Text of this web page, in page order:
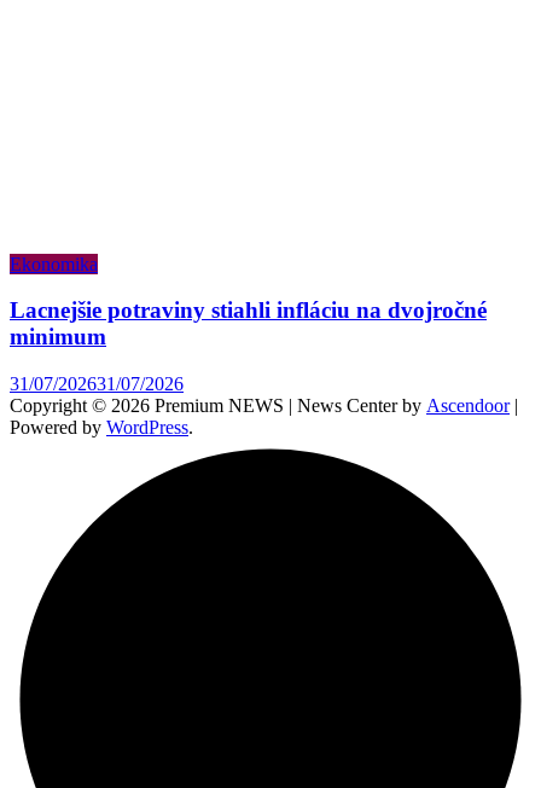
Ekonomika
Lacnejšie potraviny stiahli infláciu na dvojročné
minimum
31/07/202631/07/2026
Copyright © 2026 Premium NEWS | News Center by Ascendoor|
Powered by WordPress.